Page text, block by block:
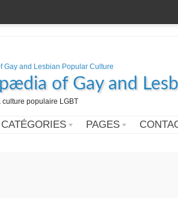
of Gay and
populaire LGBT
CATÉGORIES PAGES